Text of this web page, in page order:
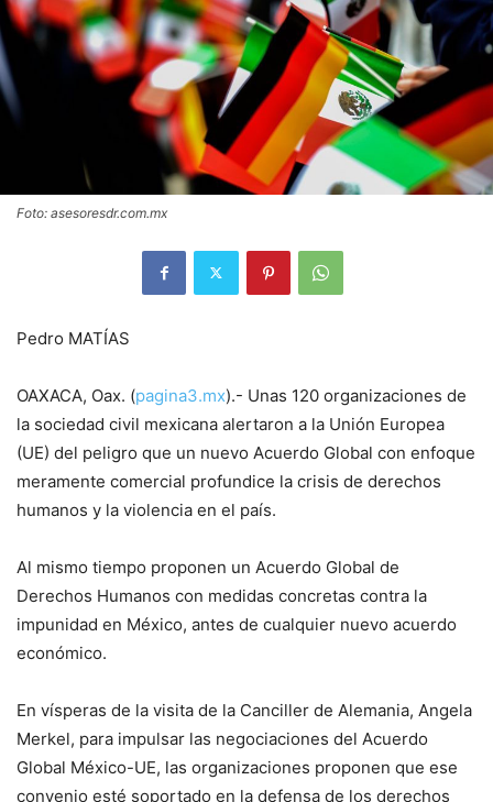
Foto: asesoresdr.com.mx
Pedro MATÍAS
OAXACA, Oax. (pagina3.mx).- Unas 120 organizaciones de
la sociedad civil mexicana alertaron a la Unión Europea
(UE) del peligro que un nuevo Acuerdo Global con enfoque
meramente comercial profundice la crisis de derechos
humanos y la violencia en el país.
Al mismo tiempo proponen un Acuerdo Global de
Derechos Humanos con medidas concretas contra la
impunidad en México, antes de cualquier nuevo acuerdo
económico.
En vísperas de la visita de la Canciller de Alemania, Angela
Merkel, para impulsar las negociaciones del Acuerdo
Global México-UE, las organizaciones proponen que ese
convenio esté soportado en la defensa de los derechos